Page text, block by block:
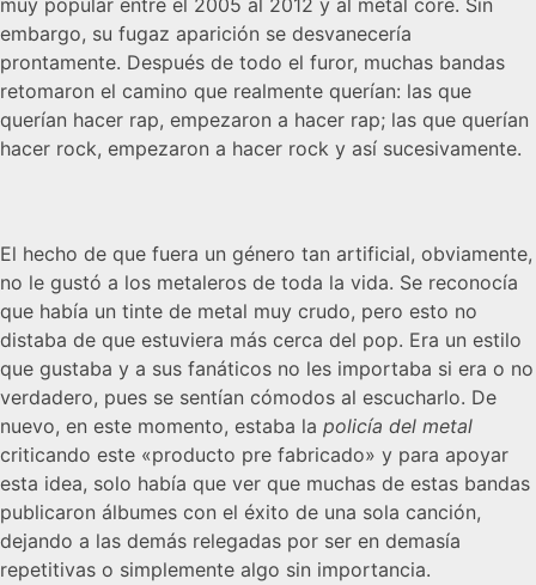
muy popular entre el 2005 al 2012 y al metal core. Sin
embargo, su fugaz aparición se desvanecería
prontamente. Después de todo el furor, muchas bandas
retomaron el camino que realmente querían: las que
querían hacer rap, empezaron a hacer rap; las que querían
hacer rock, empezaron a hacer rock y así sucesivamente.
El hecho de que fuera un género tan artificial, obviamente,
no le gustó a los metaleros de toda la vida. Se reconocía
que había un tinte de metal muy crudo, pero esto no
distaba de que estuviera más cerca del pop. Era un estilo
que gustaba y a sus fanáticos no les importaba si era o no
verdadero, pues se sentían cómodos al escucharlo. De
nuevo, en este momento, estaba la policía del metal
criticando este «producto pre fabricado» y para apoyar
esta idea, solo había que ver que muchas de estas bandas
publicaron álbumes con el éxito de una sola canción,
dejando a las demás relegadas por ser en demasía
repetitivas o simplemente algo sin importancia.